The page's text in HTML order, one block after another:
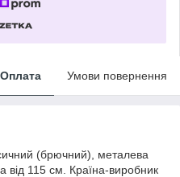
Оплата Умови повернення
(брючний), металева
115 см. Країна-виробник